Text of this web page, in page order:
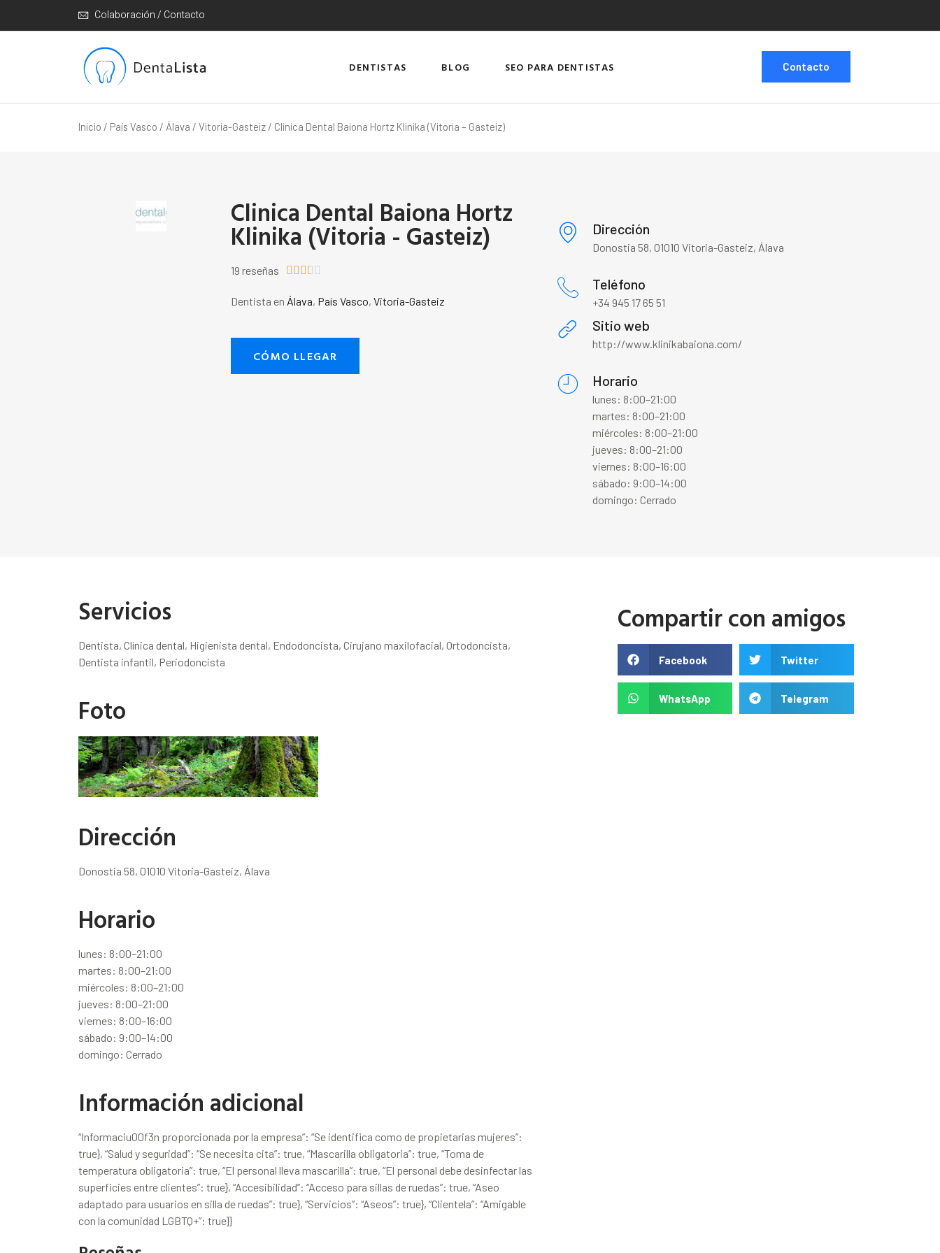
Colaboración / Contacto
DENTISTAS BLOG SEO PARA DENTISTAS Contacto
Inicio / País Vasco / Álava / Vitoria-Gasteiz / Clinica Dental Baiona Hortz Klinika (Vitoria – Gasteiz)
Clinica Dental Baiona Hortz
Klinika (Vitoria - Gasteiz)
19 reseñas     
Dentista en Álava, País Vasco,Vitoria-Gasteiz
CÓMO LLEGAR
Dirección
Donostia 58, 01010 Vitoria-Gasteiz, Álava
Teléfono
+34 945 17 65 51
Sitio web
http://www.klinikabaiona.com/
Horario
lunes: 8:00–21:00
martes: 8:00–21:00
miércoles: 8:00–21:00
jueves: 8:00–21:00
viernes: 8:00–16:00
sábado: 9:00–14:00
domingo: Cerrado
Servicios
Dentista, Clínica dental, Higienista dental, Endodoncista, Cirujano maxilofacial, Ortodoncista,
Dentista infantil, Periodoncista
Foto
Dirección
Donostia 58, 01010 Vitoria-Gasteiz, Álava
Horario
lunes: 8:00–21:00
martes: 8:00–21:00
miércoles: 8:00–21:00
jueves: 8:00–21:00
viernes: 8:00–16:00
sábado: 9:00–14:00
domingo: Cerrado
Información adicional
“Informaciu00f3n proporcionada por la empresa”: “Se identifica como de propietarias mujeres”:
true}, “Salud y seguridad”: “Se necesita cita”: true, “Mascarilla obligatoria”: true, “Toma de
temperatura obligatoria”: true, “El personal lleva mascarilla”: true, “El personal debe desinfectar las
superficies entre clientes”: true}, “Accesibilidad”: “Acceso para sillas de ruedas”: true, “Aseo
adaptado para usuarios en silla de ruedas”: true}, “Servicios”: “Aseos”: true}, “Clientela”: “Amigable
con la comunidad LGBTQ+”: true}}
Compartir con amigos
Facebook Twitter
WhatsApp Telegram